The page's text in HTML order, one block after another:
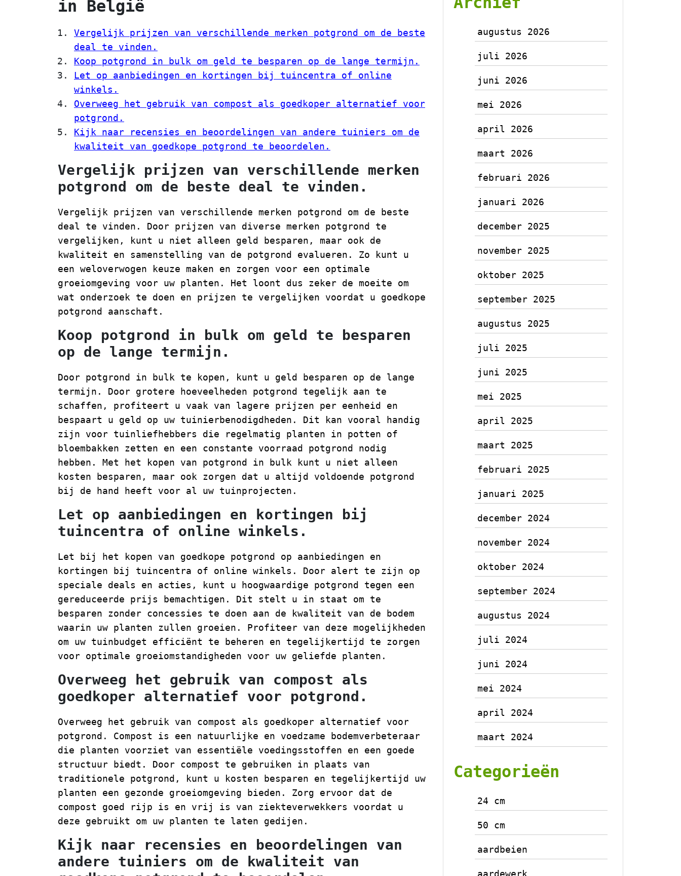
in België
Vergelijk prijzen van verschillende merken potgrond om de beste
deal te vinden.
Koop potgrond in bulk om geld te besparen op de lange termijn.
Let op aanbiedingen en kortingen bij tuincentra of online
winkels.
Overweeg het gebruik van compost als goedkoper alternatief voor
potgrond.
Kijk naar recensies en beoordelingen van andere tuiniers om de
kwaliteit van goedkope potgrond te beoordelen.
Vergelijk prijzen van verschillende merken
potgrond om de beste deal te vinden.
Vergelijk prijzen van verschillende merken potgrond om de beste
deal te vinden. Door prijzen van diverse merken potgrond te
vergelijken, kunt u niet alleen geld besparen, maar ook de
kwaliteit en samenstelling van de potgrond evalueren. Zo kunt u
een weloverwogen keuze maken en zorgen voor een optimale
groeiomgeving voor uw planten. Het loont dus zeker de moeite om
wat onderzoek te doen en prijzen te vergelijken voordat u goedkope
potgrond aanschaft.
Koop potgrond in bulk om geld te besparen
op de lange termijn.
Door potgrond in bulk te kopen, kunt u geld besparen op de lange
termijn. Door grotere hoeveelheden potgrond tegelijk aan te
schaffen, profiteert u vaak van lagere prijzen per eenheid en
bespaart u geld op uw tuinierbenodigdheden. Dit kan vooral handig
zijn voor tuinliefhebbers die regelmatig planten in potten of
bloembakken zetten en een constante voorraad potgrond nodig
hebben. Met het kopen van potgrond in bulk kunt u niet alleen
kosten besparen, maar ook zorgen dat u altijd voldoende potgrond
bij de hand heeft voor al uw tuinprojecten.
Let op aanbiedingen en kortingen bij
tuincentra of online winkels.
Let bij het kopen van goedkope potgrond op aanbiedingen en
kortingen bij tuincentra of online winkels. Door alert te zijn op
speciale deals en acties, kunt u hoogwaardige potgrond tegen een
gereduceerde prijs bemachtigen. Dit stelt u in staat om te
besparen zonder concessies te doen aan de kwaliteit van de bodem
waarin uw planten zullen groeien. Profiteer van deze mogelijkheden
om uw tuinbudget efficiënt te beheren en tegelijkertijd te zorgen
voor optimale groeiomstandigheden voor uw geliefde planten.
Overweeg het gebruik van compost als
goedkoper alternatief voor potgrond.
Overweeg het gebruik van compost als goedkoper alternatief voor
potgrond. Compost is een natuurlijke en voedzame bodemverbeteraar
die planten voorziet van essentiële voedingsstoffen en een goede
structuur biedt. Door compost te gebruiken in plaats van
traditionele potgrond, kunt u kosten besparen en tegelijkertijd uw
planten een gezonde groeiomgeving bieden. Zorg ervoor dat de
compost goed rijp is en vrij is van ziekteverwekkers voordat u
deze gebruikt om uw planten te laten gedijen.
Kijk naar recensies en beoordelingen van
andere tuiniers om de kwaliteit van
augustus 2026
juli 2026
juni 2026
mei 2026
april 2026
maart 2026
februari 2026
januari 2026
december 2025
november 2025
oktober 2025
september 2025
augustus 2025
juli 2025
juni 2025
mei 2025
april 2025
maart 2025
februari 2025
januari 2025
december 2024
november 2024
oktober 2024
september 2024
augustus 2024
juli 2024
juni 2024
mei 2024
april 2024
maart 2024
Categorieën
24 cm
50 cm
aardbeien
aardewerk